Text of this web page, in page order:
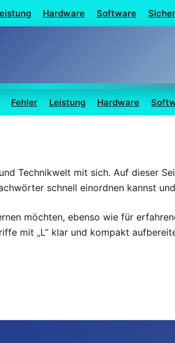
Hardware Software
Fehler Leistung Hardware
Technikwelt mit sich. Auf dieser
schnell einordnen kannst
möchten, ebenso wie für
mit „L“ klar und kompakt